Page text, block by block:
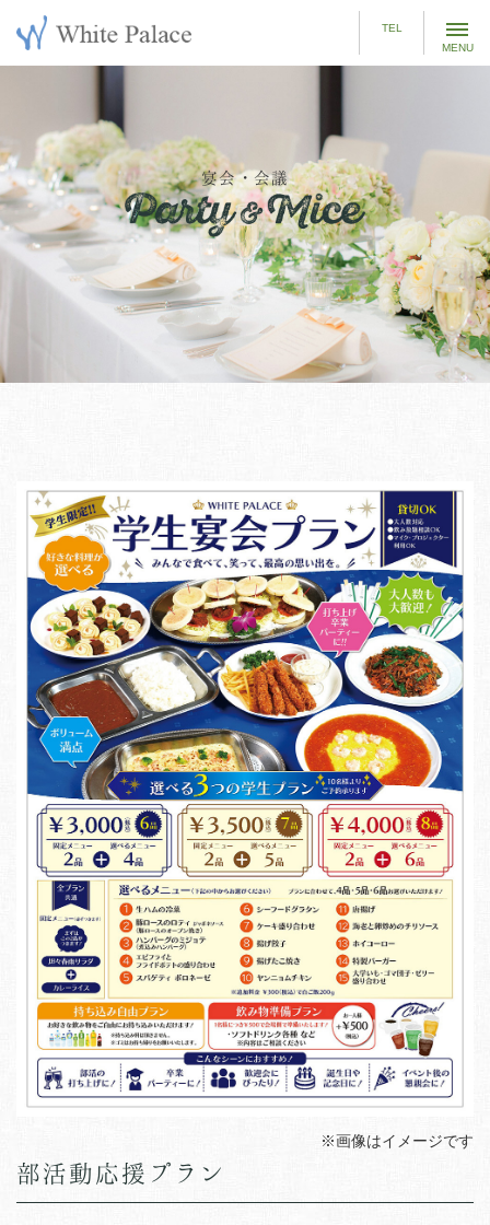
t
o
a
v
i
g
a
t
i
宴会・会議
TEL
※画像はイメージです
部活動応援プラン